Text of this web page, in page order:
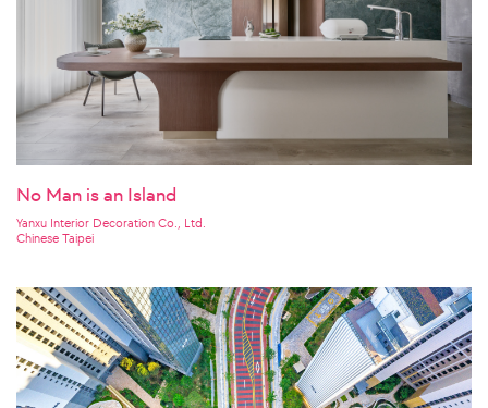
No Man is an Island
Yanxu Interior Decoration Co., Ltd.
Chinese Taipei